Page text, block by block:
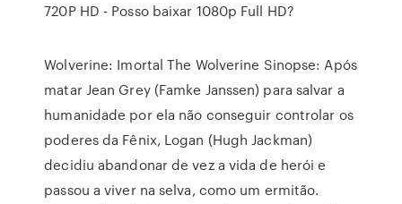
720P HD - Posso baixar 1080p Full HD?
Wolverine: Imortal The Wolverine Sinopse: Após
matar Jean Grey (Famke Janssen) para salvar a
humanidade por ela não conseguir controlar os
poderes da Fênix, Logan (Hugh Jackman)
decidiu abandonar de vez a vida de herói e
passou a viver na selva, como um ermitão.